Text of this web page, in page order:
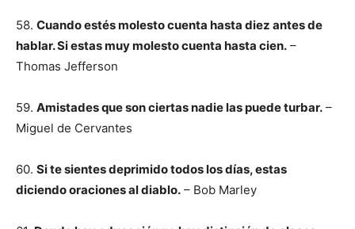
58. Cuando estés molesto cuenta hasta diez antes de
hablar. Si estas muy molesto cuenta hasta cien. –
Thomas Jefferson
59. Amistades que son ciertas nadie las puede turbar. –
Miguel de Cervantes
60. Si te sientes deprimido todos los días, estas
diciendo oraciones al diablo. – Bob Marley